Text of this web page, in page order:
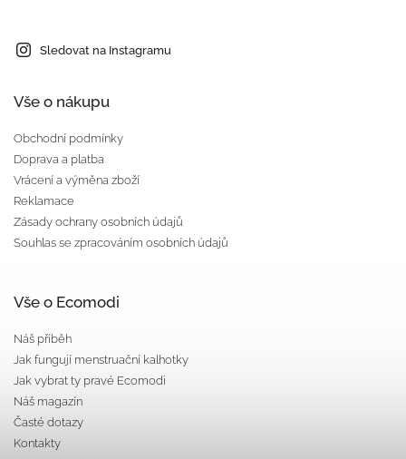
Sledovat na Instagramu
Vše o nákupu
Obchodní podmínky
Doprava a platba
Vrácení a výměna zboží
Reklamace
Zásady ochrany osobních údajů
Souhlas se zpracováním osobních údajů
Vše o Ecomodi
Náš příběh
Jak fungují menstruační kalhotky
Jak vybrat ty pravé Ecomodi
Náš magazín
Časté dotazy
Kontakty